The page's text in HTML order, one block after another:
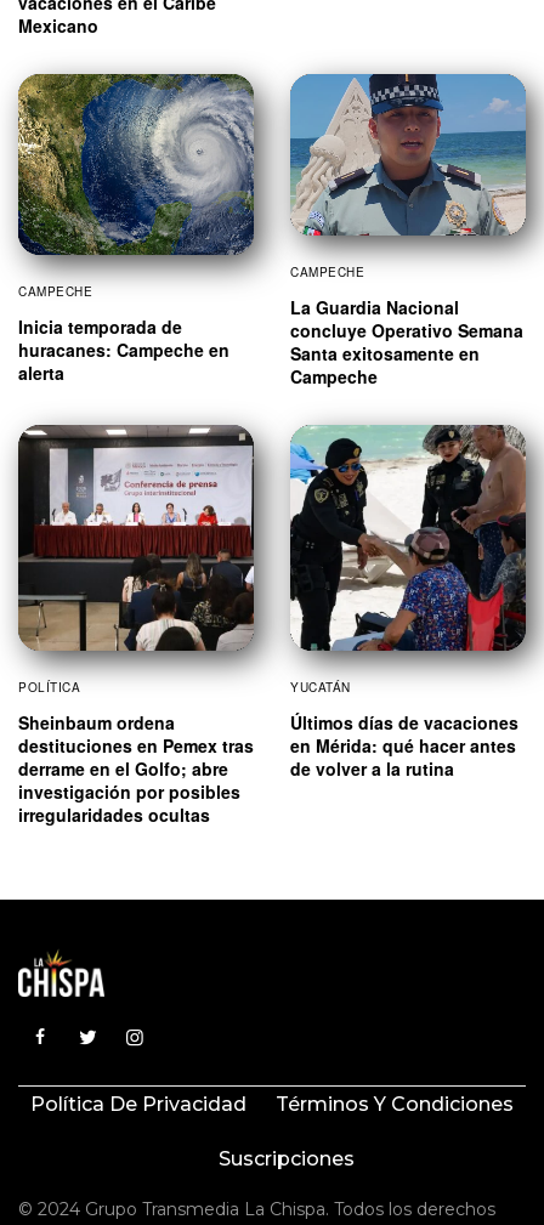
Mexicano
CAMPECHE
Inicia temporada de
huracanes: Campeche en
alerta
CAMPECHE
La Guardia Nacional
concluye Operativo Semana
Santa exitosamente en
Campeche
POLÍTICA
Sheinbaum ordena
destituciones en Pemex tras
derrame en el Golfo; abre
investigación por posibles
irregularidades ocultas
YUCATÁN
Últimos días de vacaciones
en Mérida: qué hacer antes
de volver a la rutina
Política De Privacidad Términos Y Condiciones
Suscripciones
© 2024 Grupo Transmedia La Chispa. Todos los derechos